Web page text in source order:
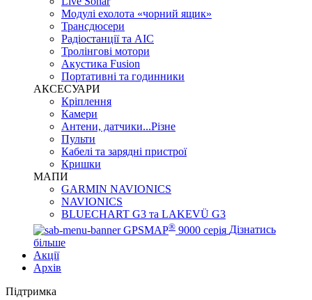
Модулі ехолота «чорний ящик»
Трансдюсери
Радіостанції та АІС
Тролінгові мотори
Акустика Fusion
Портативні та годинники
АКСЕСУАРИ
Кріплення
Камери
Антени, датчики...Різне
Пульти
Кабелі та зарядні пристрої
Кришки
МАПИ
GARMIN NAVIONICS
NAVIONICS
BLUECHART G3 та LAKEVÜ G3
GPSMAP® 9000 серія Дізнатись
більше
Акції
Архів
Підтримка